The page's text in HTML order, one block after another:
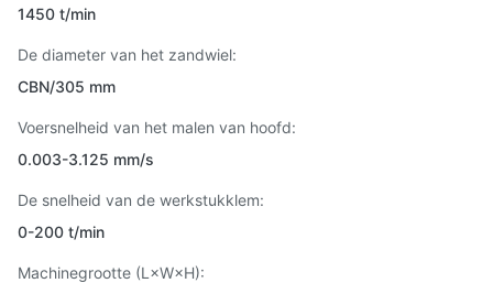
1450 t/min
De diameter van het zandwiel:
CBN/305 mm
Voersnelheid van het malen van hoofd:
0.003-3.125 mm/s
De snelheid van de werkstukklem:
0-200 t/min
Machinegrootte (L×W×H):